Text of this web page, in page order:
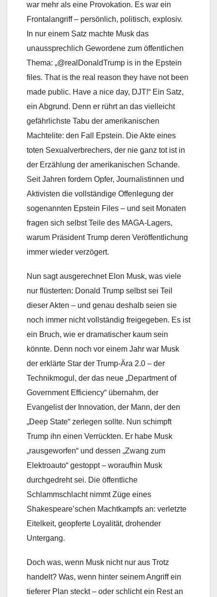
war mehr als eine Provokation. Es war ein
Frontalangriff – persönlich, politisch, explosiv.
In nur einem Satz machte Musk das
unaussprechlich Gewordene zum öffentlichen
Thema: „@realDonaldTrump is in the Epstein
files. That is the real reason they have not been
made public. Have a nice day, DJT!“ Ein Satz,
ein Abgrund. Denn er rührt an das vielleicht
gefährlichste Tabu der amerikanischen
Machtelite: den Fall Epstein. Die Akte eines
toten Sexualverbrechers, der nie ganz tot ist in
der Erzählung der amerikanischen Schande.
Seit Jahren fordern Opfer, Journalistinnen und
Aktivisten die vollständige Offenlegung der
sogenannten Epstein Files – und seit Monaten
fragen sich selbst Teile des MAGA-Lagers,
warum Präsident Trump deren Veröffentlichung
immer wieder verzögert.
Nun sagt ausgerechnet Elon Musk, was viele
nur flüsterten: Donald Trump selbst sei Teil
dieser Akten – und genau deshalb seien sie
noch immer nicht vollständig freigegeben. Es ist
ein Bruch, wie er dramatischer kaum sein
könnte. Denn noch vor einem Jahr war Musk
der erklärte Star der Trump-Ära 2.0 – der
Technikmogul, der das neue „Department of
Government Efficiency“ übernahm, der
Evangelist der Innovation, der Mann, der den
„Deep State“ zerlegen sollte. Nun schimpft
Trump ihn einen Verrückten. Er habe Musk
„rausgeworfen“ und dessen „Zwang zum
Elektroauto“ gestoppt – woraufhin Musk
durchgedreht sei. Die öffentliche
Schlammschlacht nimmt Züge eines
Shakespeare’schen Machtkampfs an: verletzte
Eitelkeit, geopferte Loyalität, drohender
Untergang.
Doch was, wenn Musk nicht nur aus Trotz
handelt? Was, wenn hinter seinem Angriff ein
tieferer Plan steckt – oder schlicht ein Rest an